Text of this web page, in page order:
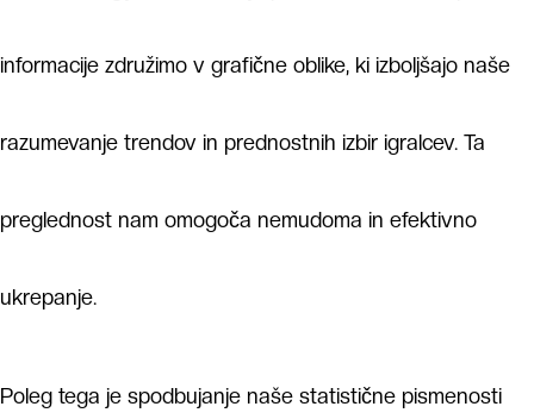
informacije združimo v grafične oblike, ki izboljšajo naše
razumevanje trendov in prednostnih izbir igralcev. Ta
preglednost nam omogoča nemudoma in efektivno
ukrepanje.
Poleg tega je spodbujanje naše statistične pismenosti